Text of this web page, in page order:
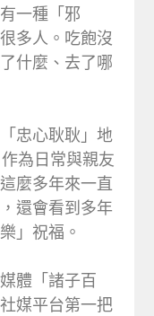
一種「邪
多人。吃飽沒
什麼、去了哪
忠心耿耿」地
為日常與親友
麼多年來一直
還會看到多年
」祝福。
體「諸子百
媒平台第一把